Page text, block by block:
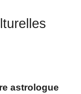
astrologue